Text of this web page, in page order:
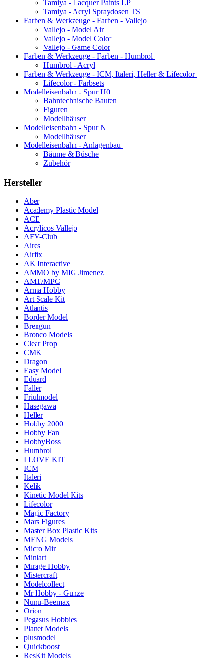
Tamiya - Lacquer Paints LP
Tamiya - Acryl Spraydosen TS
Farben & Werkzeuge - Farben - Vallejo
Vallejo - Model Air
Vallejo - Model Color
Vallejo - Game Color
Farben & Werkzeuge - Farben - Humbrol
Humbrol - Acryl
Farben & Werkzeuge - ICM, Italeri, Heller & Lifecolor
Lifecolor - Farbsets
Modelleisenbahn - Spur H0
Bahntechnische Bauten
Figuren
Modellhäuser
Modelleisenbahn - Spur N
Modellhäuser
Modelleisenbahn - Anlagenbau
Bäume & Büsche
Zubehör
Hersteller
Aber
Academy Plastic Model
ACE
Acrylicos Vallejo
AFV-Club
Aires
Airfix
AK Interactive
AMMO by MIG Jimenez
AMT/MPC
Arma Hobby
Art Scale Kit
Atlantis
Border Model
Brengun
Bronco Models
Clear Prop
CMK
Dragon
Easy Model
Eduard
Faller
Friulmodel
Hasegawa
Heller
Hobby 2000
Hobby Fan
HobbyBoss
Humbrol
I LOVE KIT
ICM
Italeri
Kelik
Kinetic Model Kits
Lifecolor
Magic Factory
Mars Figures
Master Box Plastic Kits
MENG Models
Micro Mir
Miniart
Mirage Hobby
Mistercraft
Modelcollect
Mr Hobby - Gunze
Nunu-Beemax
Orion
Pegasus Hobbies
Planet Models
plusmodel
Quickboost
ResKit Models